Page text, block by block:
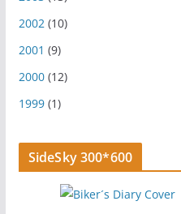
2002(10)
2001 (9)
2000(12)
1999(1)
SideSky 300*600